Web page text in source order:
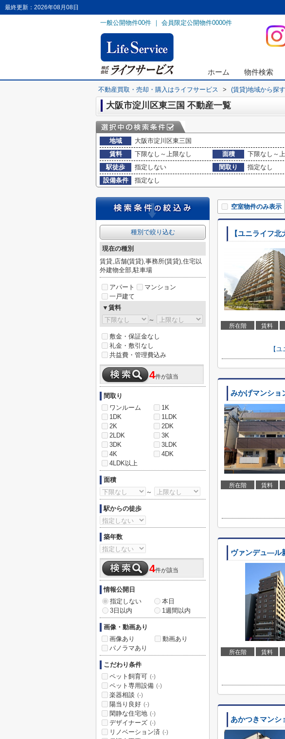
最終更新：2026年08月08日
一般公開物件00件 ｜ 会員限定公開物件0000件
ホーム 物件検索
不動産買取・売却・購入はライフサービス > (賃貸)地域から探す
大阪市淀川区東三国 不動産一覧
地域
大阪市淀川区東三国
賃料
下限なし～上限なし 面積 下限なし～
駅徒歩
指定しない 間取り
指定なし
設備条件
指定なし
空室物件のみ表示
【ユニライフ
所在階 賃料
【
みかげマンショ
所在階 賃料
ヴァンデュ―ル
所在階 賃料
あかつきマンシ
種別で絞り込む
現在の種別
賃貸,店舗(賃貸),事務所(賃貸),住宅以
外建物全部,駐車場
アパート
マンション
一戸建て
▼賃料
～
敷金・保証金なし
礼金・敷引なし
共益費・管理費込み
4件が該当
間取り
ワンルーム
1K
1DK
1LDK
2K
2DK
2LDK
3K
3DK
3LDK
4K
4DK
4LDK以上
面積
～
駅からの徒歩
築年数
4件が該当
情報公開日
指定しない
本日
3日以内
1週間以内
画像・動画あり
画像あり
動画あり
パノラマあり
こだわり条件
ペット飼育可 (-)
ペット専用設備 (-)
楽器相談 (-)
陽当り良好 (-)
閑静な住宅地 (-)
デザイナーズ (-)
リノベーション済 (-)